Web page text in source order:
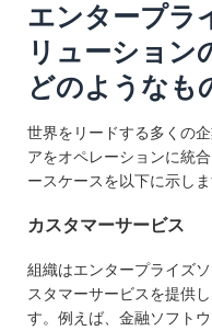
エンタープラ
リューション
どのようなも
世界をリードする多くの
アをオペレーションに統
ースケースを以下に示しま
カスタマーサービス
組織はエンタープライズ
スタマーサービスを提供
す。例えば、金融ソフト